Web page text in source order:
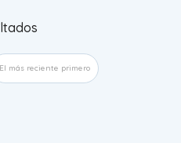
El más reciente primero